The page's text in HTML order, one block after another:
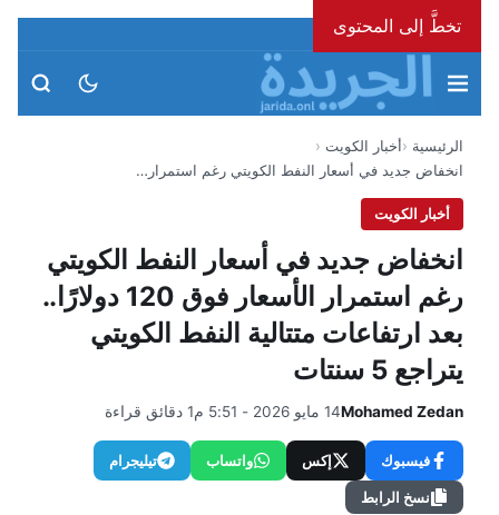
تخطَّ إلى المحتوى
الأحد، 9 أغسطس 2026
الرئيسية
أخبار الكويت
انخفاض جديد في أسعار النفط الكويتي رغم استمرار…
أخبار الكويت
انخفاض جديد في أسعار النفط الكويتي
رغم استمرار الأسعار فوق 120 دولارًا..
بعد ارتفاعات متتالية النفط الكويتي
يتراجع 5 سنتات
Mohamed Zedan14 مايو 2026 - 5:51 م 1 دقائق قراءة
فيسبوك إكس واتساب تيليجرام
نسخ الرابط